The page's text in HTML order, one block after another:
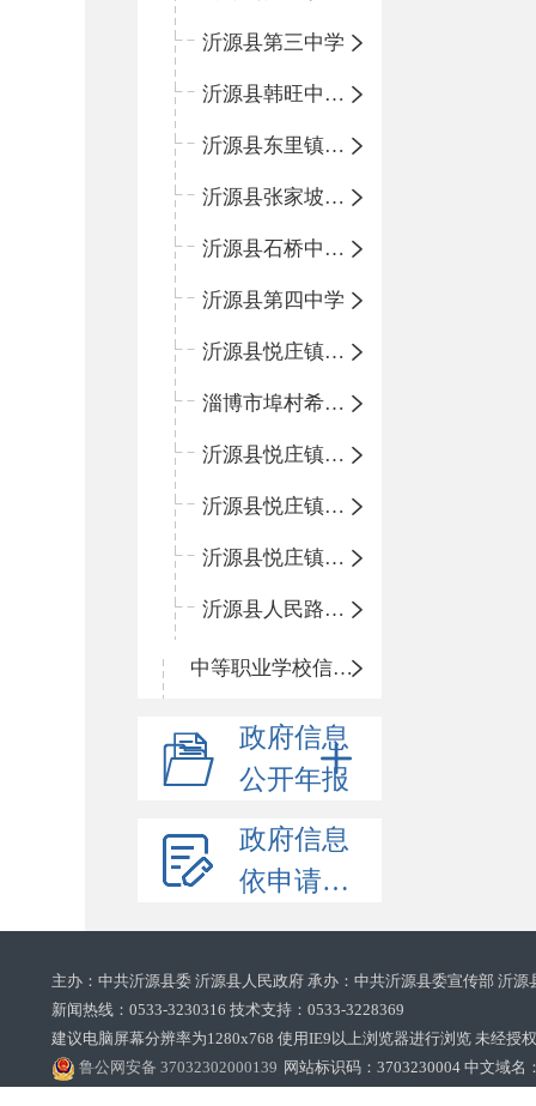
沂源县第三中学
沂源县韩旺中心学校
沂源县东里镇中心小学
沂源县张家坡中心学校
沂源县石桥中心学校
沂源县第四中学
沂源县悦庄镇中心小学
淄博市埠村希望小学
沂源县悦庄镇青龙山小学
沂源县悦庄镇鲍庄完小
沂源县悦庄镇赵庄小学
沂源县人民路小学
中等职业学校信息公开
政府信息
公开年报
政府信息
依申请公开
主办：中共沂源县委 沂源县人民政府 承办：中共沂源县委宣传部 沂
新闻热线：0533-3230316 技术支持：0533-3228369‌‌
建议电脑屏幕分辨率为1280x768 使用IE9以上浏览器进行浏览 未经授
鲁公网安备 37032302000139 网站标识码：3703230004 中文域名